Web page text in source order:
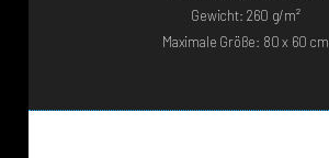
Gewicht: 260 g/m²
Maximale Größe: 80 x 60 cm